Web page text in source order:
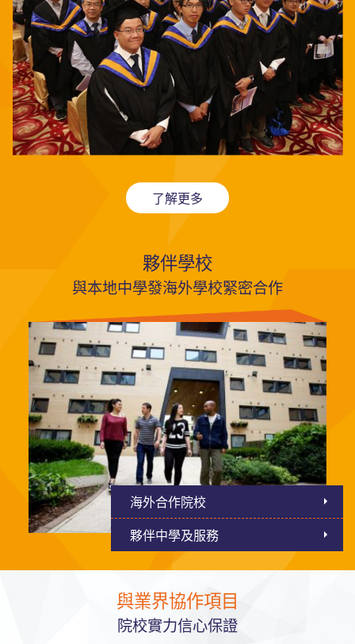
了解更多
夥伴學校
與本地中學發海外學校緊密合作
海外合作院校
夥伴中學及服務
與業界協作項目
院校實力信心保證